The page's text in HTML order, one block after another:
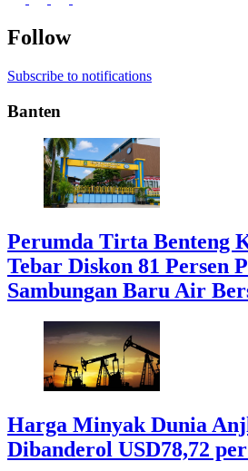
Follow
Subscribe to notifications
Banten
Perumda Tirta Benteng
Tebar Diskon 81 Persen
Sambungan Baru Air
Harga Minyak Dunia
Dibanderol USD78,72